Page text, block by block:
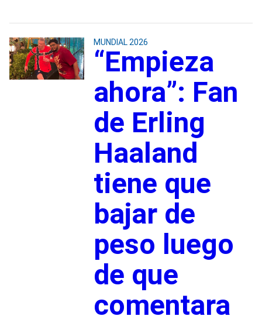
MUNDIAL 2026
“Empieza
ahora”: Fan
de Erling
Haaland
tiene que
bajar de
peso luego
de que
comentara